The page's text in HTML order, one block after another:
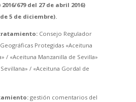
679 del 27 de abril 2016)
de 5 de diciembre).
Consejo Regulador
Protegidas «Aceituna
/ «Aceituna Manzanilla de Sevilla»
/ «Aceituna Gordal de
gestión comentarios del